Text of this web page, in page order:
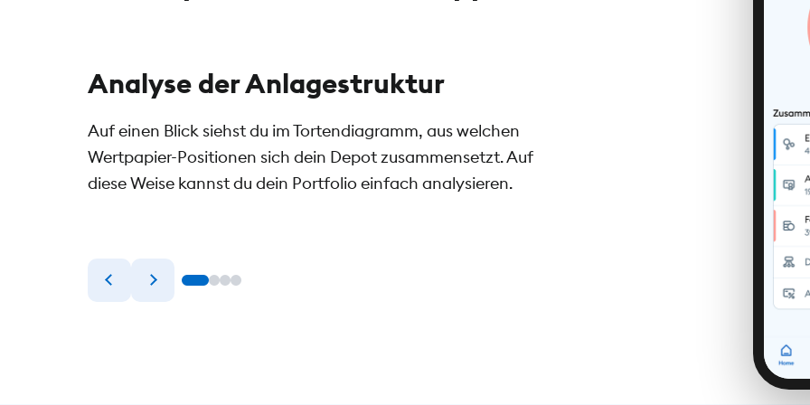
Analyse der Anlagestruktur
Auf einen Blick siehst du im Tortendiagramm, aus welchen
Wertpapier-Positionen sich dein Depot zusammensetzt. Auf
diese Weise kannst du dein Portfolio einfach analysieren.
Alle deine Investments siehst
Gewinns oder Verlusts deiner
Wertpapier aus, siehst du den